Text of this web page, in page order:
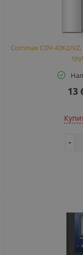
Commax CDV-43K2/
13